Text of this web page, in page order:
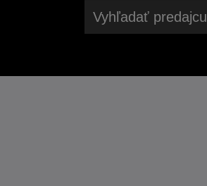
Vyhľadať predajcu